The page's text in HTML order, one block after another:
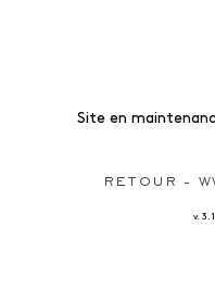
Site en
RETOUR -
v.